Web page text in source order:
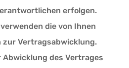
erfolgen.
die von Ihnen
zur Vertragsabwicklung.
Abwicklung des Vertrages